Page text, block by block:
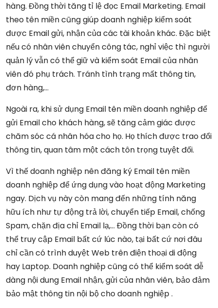
hàng. Đồng thời tăng tỉ lệ đọc Email Marketing. Email
theo tên miền cũng giúp doanh nghiệp kiểm soát
được Email gửi, nhận của các tài khoản khác. Đặc biệt
nếu có nhân viên chuyển công tác, nghỉ việc thì người
quản lý vẫn có thể giữ và kiểm soát Email của nhân
viên đó phụ trách. Tránh tình trạng mất thông tin,
đơn hàng,…
Ngoài ra, khi sử dụng Email tên miền doanh nghiệp để
gửi Email cho khách hàng, sẽ tăng cảm giác được
chăm sóc cá nhân hóa cho họ. Họ thích được trao đổi
thông tin, quan tâm một cách tôn trọng tuyệt đối.
Vì thế doanh nghiệp nên đăng ký Email tên miền
doanh nghiệp để ứng dụng vào hoạt động Marketing
ngay. Dịch vụ này còn mang đến những tính năng
hữu ích như tự động trả lời, chuyển tiếp Email, chống
Spam, chặn địa chỉ Email lạ,… Đồng thời bạn còn có
thể truy cập Email bất cứ lúc nào, tại bất cứ nơi đâu
chỉ cần có trình duyệt Web trên điện thoại di động
hay Laptop. Doanh nghiệp cũng có thể kiểm soát dễ
dàng nội dung Email nhận, gửi của nhân viên, bảo đảm
bảo mật thông tin nội bộ cho doanh nghiệp .